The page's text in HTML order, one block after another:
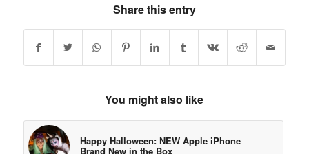
Share this entry
You might also like
Happy Halloween: NEW Apple iPhone
Brand New in the Box